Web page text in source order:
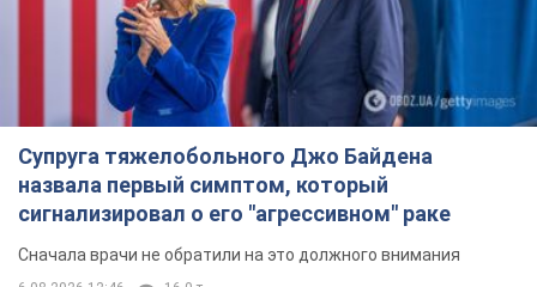
Супруга тяжелобольного Джо Байдена
назвала первый симптом, который
сигнализировал о его "агрессивном" раке
Сначала врачи не обратили на это должного внимания